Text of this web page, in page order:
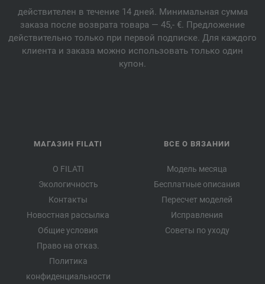
действителен в течение 14 дней. Минимальная сумма
заказа после возврата товара — 45,- €. Предложение
действительно только при первой подписке. Для каждого
клиента и заказа можно использовать только один
купон.
МАГАЗИН FILATI
О FILATI
Экологичность
Контакты
Новостная рассылка
Общие условия
Право на отказ.
Политика
конфиденциальности
ВСЕ О ВЯЗАНИИ
Модель месяца
Бесплатные описания
Пересчет моделей
Исправления
Советы по уходу